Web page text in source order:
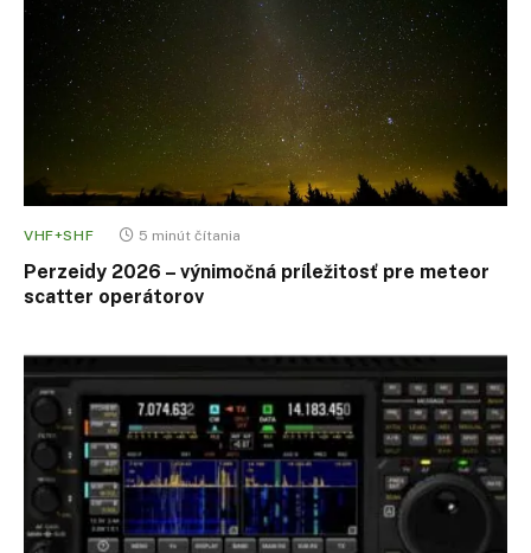
VHF+SHF 5 minút čítania
Perzeidy 2026 – výnimočná príležitosť pre meteor
scatter operátorov